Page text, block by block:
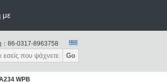
με
86-0317-8963758
Go
WPB